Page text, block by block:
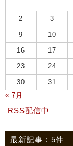
2 3
9 10
16 17
23 24
30
31
« 7月
RSS配信中
最新記事：5件